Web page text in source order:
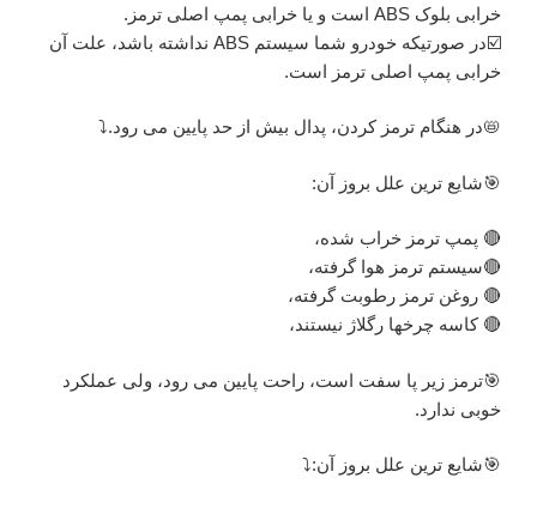
خرابی بلوک ABS است و یا خرابی پمپ اصلی ترمز.
☑️در صورتیکه خودرو شما سیستم ABS نداشته باشد، علت آن
خرابی پمپ اصلی ترمز است.
📛در هنگام ترمز کردن، پدال بیش از حد پایین می رود.⤵️
🎯شایع ترین علل بروز آن:
🔴 پمپ ترمز خراب شده،
🔴سیستم ترمز هوا گرفته،
🔴 روغن ترمز رطوبت گرفته،
🔴 کاسه چرخها رگلاژ نیستند،
🎯ترمز زیر پا سفت است، راحت پایین می رود، ولی عملکرد
خوبی ندارد.
🎯شایع ترین علل بروز آن:⤵️